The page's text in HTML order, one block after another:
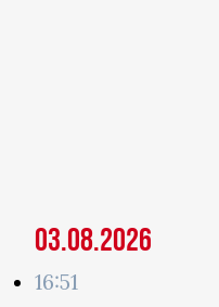
03.08.2026
16:51